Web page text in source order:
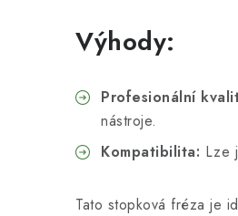
Výhody:
Profesionální
nástroje.
Kompatibilita: Lze
Tato stopková fréza je